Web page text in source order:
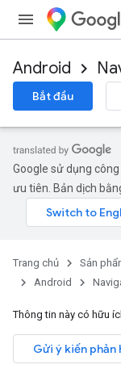
Android
Bắt đầu
Google sử dụng
ưu tiên. Bản dịch
Trang chủ Sản
Android
Thông tin này có hữu
Gửi ý kiến phản